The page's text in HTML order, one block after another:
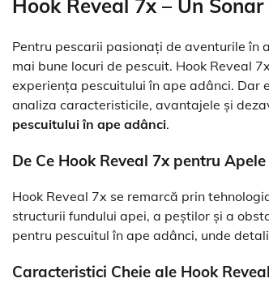
Hook Reveal 7x – Un
Pentru pescarii pasionați de aventurile în
mai bune locuri de pescuit. Hook Reveal
experiența pescuitului în ape adânci. Dar
analiza caracteristicile, avantajele și
pescuitului în ape adânci.
De Ce Hook Reveal 7x pentru
Hook Reveal 7x se remarcă prin
structurii fundului apei, a peștilor și a
pentru pescuitul în ape adânci, unde
Caracteristici Cheie ale Hook